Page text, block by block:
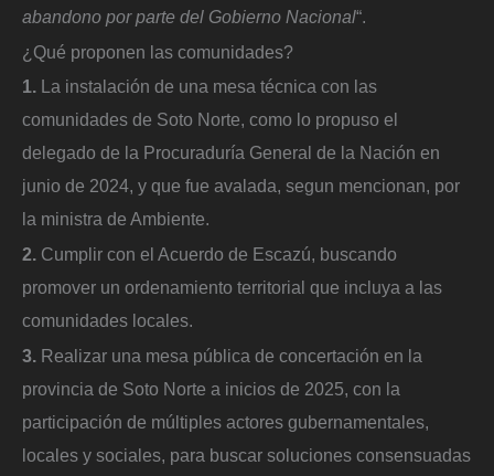
abandono por parte del Gobierno Nacional“.
¿Qué proponen las comunidades?
1. La instalación de una mesa técnica con las
comunidades de Soto Norte, como lo propuso el
delegado de la Procuraduría General de la Nación en
junio de 2024, y que fue avalada, segun mencionan, por
la ministra de Ambiente.
2. Cumplir con el Acuerdo de Escazú, buscando
promover un ordenamiento territorial que incluya a las
comunidades locales.
3. Realizar una mesa pública de concertación en la
provincia de Soto Norte a inicios de 2025, con la
participación de múltiples actores gubernamentales,
locales y sociales, para buscar soluciones consensuadas